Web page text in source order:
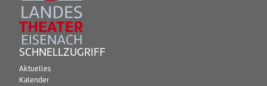
SCHNELLZUGRIFF
Aktuelles
Kalender